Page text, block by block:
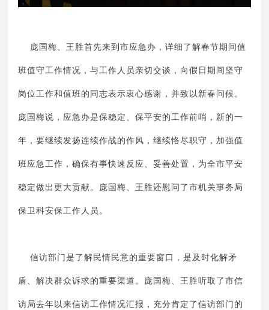
庞国梅、王胜首先来到市应急办，详细了解春节期间值
班值守工作情况，与工作人员亲切交谈，向假日期间坚守
岗位工作和值班的同志表示衷心感谢，并致以新春问候。
庞国梅说，应急办是保稳定、保平安的工作前哨，新的一
年，要继续发扬连续作战的作风，继续恪尽职守，加强值
班应急工作，确保有事快速反应、妥善处置，为全市平安
稳定做出更大贡献。庞国梅、王胜还慰问了市机关事务局
保卫科安保工作人员。
信访部门是了解民情民意的重要窗口，是及时化解矛
盾、解决群众诉求的重要渠道。庞国梅、王胜听取了市信
访局去年以来信访工作情况汇报，充分肯定了信访部门的